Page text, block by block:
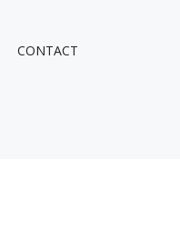
CONTACT